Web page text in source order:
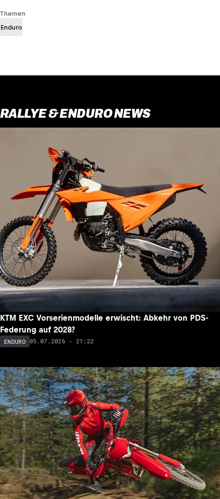
Themen
Enduro
RALLYE & ENDURO NEWS
KTM EXC Vorserienmodelle erwischt: Abkehr von PDS-
Federung auf 2028?
ENDURO 05.07.2026 - 21:22